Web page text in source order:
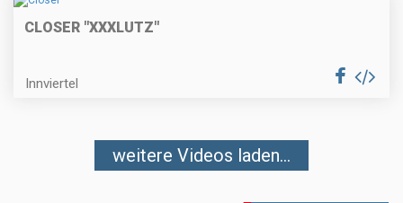
CLOSER "XXXLUTZ"
Innviertel
weitere Videos laden...